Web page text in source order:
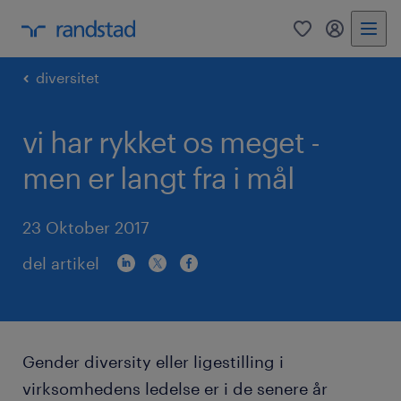
0
diversitet
vi har rykket os meget -
men er langt fra i mål
23 Oktober 2017
del artikel
Gender diversity eller ligestilling i
virksomhedens ledelse er i de senere år